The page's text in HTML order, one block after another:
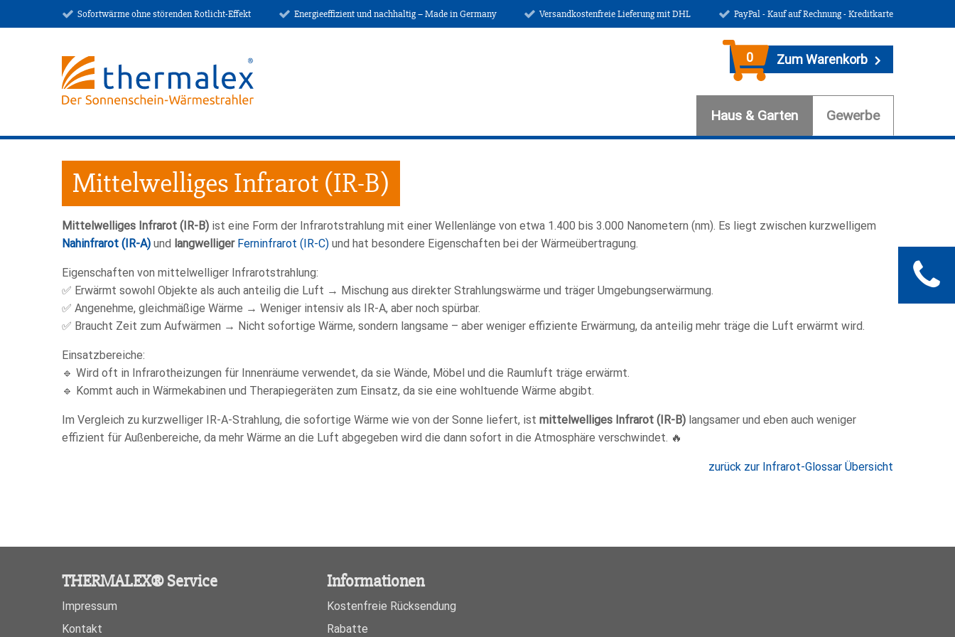
Sofortwärme ohne störenden Rotlicht-Effekt Energieeffizient und nachhaltig – Made in Germany Versandkostenfreie Lieferung mit DHL PayPal - Kauf auf Rechnung - Kreditkarte
0 Zum Warenkorb
Haus & Garten Gewerbe
Mittelwelliges Infrarot (IR-B)
Mittelwelliges Infrarot (IR-B) ist eine Form der Infrarotstrahlung mit einer Wellenlänge von etwa 1.400 bis 3.000 Nanometern (nm). Es liegt zwischen kurzwelligem
Nahinfrarot (IR-A) und langwelliger Ferninfrarot (IR-C) und hat besondere Eigenschaften bei der Wärmeübertragung.
Eigenschaften von mittelwelliger Infrarotstrahlung:
✅ Erwärmt sowohl Objekte als auch anteilig die Luft → Mischung aus direkter Strahlungswärme und träger Umgebungserwärmung.
✅ Angenehme, gleichmäßige Wärme → Weniger intensiv als IR-A, aber noch spürbar.
✅ Braucht Zeit zum Aufwärmen → Nicht sofortige Wärme, sondern langsame – aber weniger effiziente Erwärmung, da anteilig mehr träge die Luft erwärmt wird.
Einsatzbereiche:
🔹 Wird oft in Infrarotheizungen für Innenräume verwendet, da sie Wände, Möbel und die Raumluft träge erwärmt.
🔹 Kommt auch in Wärmekabinen und Therapiegeräten zum Einsatz, da sie eine wohltuende Wärme abgibt.
Im Vergleich zu kurzwelliger IR-A-Strahlung, die sofortige Wärme wie von der Sonne liefert, ist mittelwelliges Infrarot (IR-B) langsamer und eben auch weniger
effizient für Außenbereiche, da mehr Wärme an die Luft abgegeben wird die dann sofort in die Atmosphäre verschwindet. 🔥
zurück zur Infrarot-Glossar Übersicht
THERMALEX® Service
Impressum
Kontakt
Informationen
Kostenfreie Rücksendung
Rabatte